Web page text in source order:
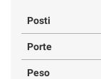
Posti
Porte
Peso